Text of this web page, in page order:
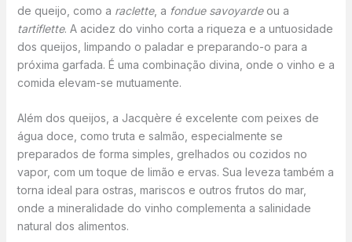
de queijo, como a raclette, a fondue savoyardeou a
tartiflette. A acidez do vinho corta a riqueza e a untuosidade
dos queijos, limpando o paladar e preparando-o para a
próxima garfada. É uma combinação divina, onde o vinho e a
comida elevam-se mutuamente.
Além dos queijos, a Jacquère é excelente com peixes de
água doce, como truta e salmão, especialmente se
preparados de forma simples, grelhados ou cozidos no
vapor, com um toque de limão e ervas. Sua leveza também a
torna ideal para ostras, mariscos e outros frutos do mar,
onde a mineralidade do vinho complementa a salinidade
natural dos alimentos.